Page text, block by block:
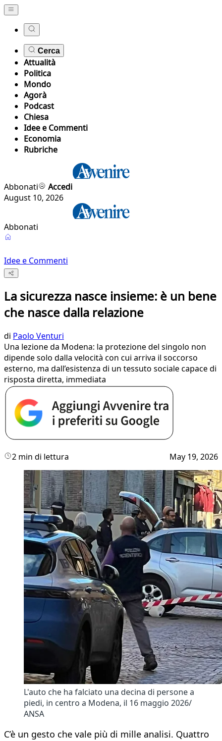
Cerca
Attualità
Politica
Mondo
Agorà
Podcast
Chiesa
Idee e Commenti
Economia
Rubriche
Abbonati
Accedi
August 10, 2026
Abbonati
Idee e Commenti
La sicurezza nasce insieme: è un bene
che nasce dalla relazione
di Paolo Venturi
Una lezione da Modena: la protezione del singolo non
dipende solo dalla velocità con cui arriva il soccorso
esterno, ma dall’esistenza di un tessuto sociale capace di
risposta diretta, immediata
2 min di lettura May 19, 2026
L'auto che ha falciato una decina di persone a
piedi, in centro a Modena, il 16 maggio 2026/
ANSA
C’è un gesto che vale più di mille analisi. Quattro